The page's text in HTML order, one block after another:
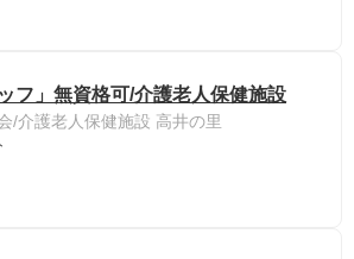
フ」無資格可/介護老人保健施設
/介護老人保健施設 高井の里